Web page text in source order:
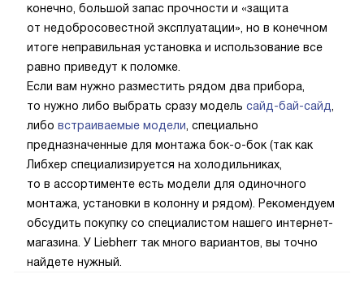
конечно, большой запас прочности и «защита
от недобросовестной эксплуатации», но в конечном
итоге неправильная установка и использование все
равно приведут к поломке.
Если вам нужно разместить рядом два прибора,
то нужно либо выбрать сразу модель сайд-бай-сайд,
либо встраиваемые модели, специально
предназначенные для монтажа бок-о-бок (так как
Либхер специализируется на холодильниках,
то в ассортименте есть модели для одиночного
монтажа, установки в колонну и рядом). Рекомендуем
обсудить покупку со специалистом нашего интернет-
магазина. У Liebherr так много вариантов, вы точно
найдете нужный.